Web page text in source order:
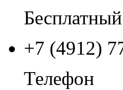
+7 (4912)
Телефон